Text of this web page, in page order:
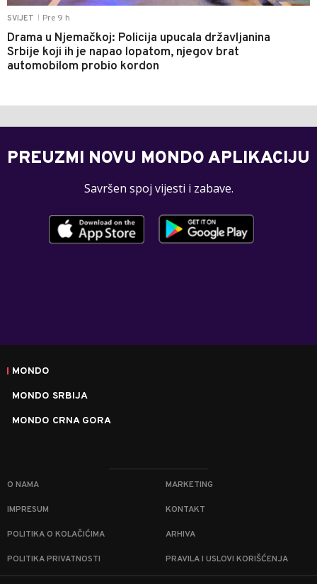
SVIJET Pre 9 h
Drama u Njemačkoj: Policija upucala državljanina
Srbije koji ih je napao lopatom, njegov brat
automobilom probio kordon
PREUZMI NOVU MONDO APLIKACIJU
Savršen spoj vijesti i zabave.
MONDO
MONDO SRBIJA
MONDO CRNA GORA
O NAMA MARKETING
IMPRESUM KONTAKT
POLITIKA O KOLAČIĆIMA ARHIVA
POLITIKA PRIVATNOSTI PRAVILA I USLOVI KORIŠĆENJA